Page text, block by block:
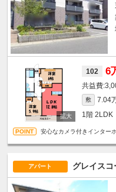
102 6
敷 7.04
1階 2LDK
安心なカメラ付きインター
アパート グレイス